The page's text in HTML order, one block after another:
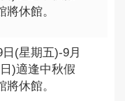
將休館。
(星期五)-9月
)適逢中秋假
將休館。